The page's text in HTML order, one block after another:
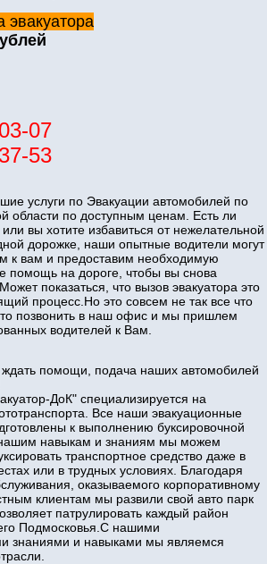
эвакуатора
07
53
услуги по Эвакуации автомобилей по
области по доступным ценам. Есть ли
вы хотите избавиться от нежелательной
дорожке, наши опытные водители могут
к вам и предоставим необходимую
помощь на дороге, чтобы вы снова
показаться, что вызов эвакуатора это
процесс.Но это совсем не так все что
позвонить в наш офис и мы пришлем
водителей к Вам.
ждать помощи, подача наших автомобилей
ДоК" специализируется на
Все наши эвакуационные
к выполнению буксировочной
навыкам и знаниям мы можем
транспортное средство даже в
или в трудных условиях. Благодаря
оказываемого корпоративному
клиентам мы развили свой авто парк
патрулировать каждый район
Подмосковья.С нашими
знаниями и навыками мы являемся